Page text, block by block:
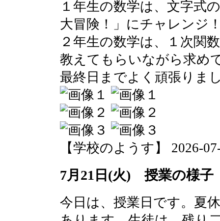
１年生の数学は、文字式
大冒険！」にチャレンジ
２年生の数学は、１次関
教えてもらいながら求め
最終日までよく頑張りま
【学校のようす】 2026-
7月21日(火) 授業の様子
今日は、授業日です。夏